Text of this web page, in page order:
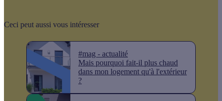
Ceci peut aussi vous intéresser
#mag - actualité
Mais pourquoi fait-il plus chaud
dans mon logement qu'à l'extérieur
?